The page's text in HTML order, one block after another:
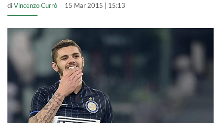
diVincenzo Currò 15 Mar 2015 | 15:13